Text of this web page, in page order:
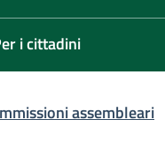
i cittadini
assembleari